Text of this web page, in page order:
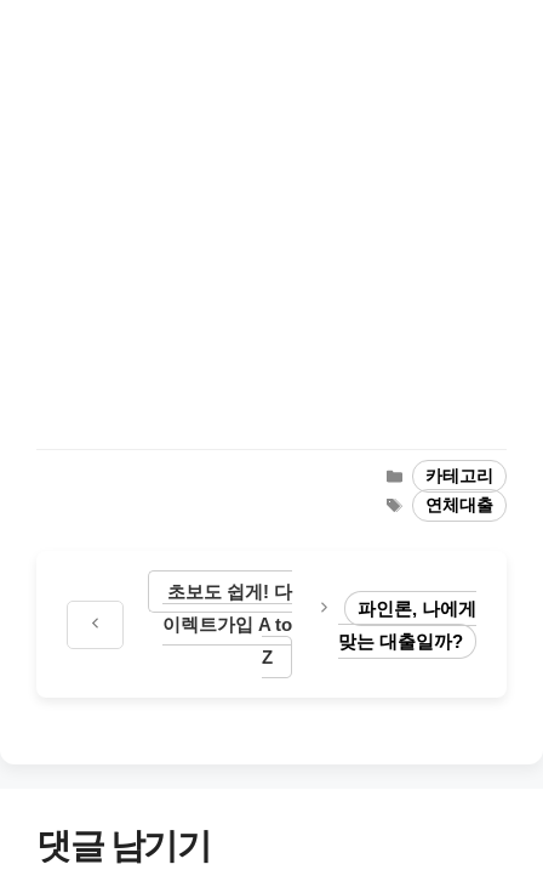
카
테
고
카테고리
태
그
연체대출
초보도 쉽게! 다
이렉트가입 A to
Z
파인론, 나에게
맞는 대출일까?
댓글 남기기